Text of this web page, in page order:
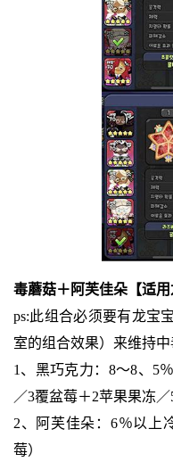
毒蘑菇＋阿芙佳朵【适用
ps:此组合必须要有龙宝
室的组合效果）来维持中
1、黑巧克力：8～8、5
／3覆盆莓＋2苹果果冻／
2、阿芙佳朵：6％以上
莓）